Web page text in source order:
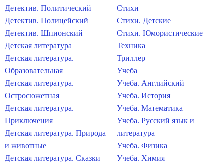
Детектив. Политический
Детектив. Полицейский
Детектив. Шпионский
Детская литература
Детская литература.
Образовательная
Детская литература.
Остросюжетная
Детская литература.
Приключения
Детская литература. Природа
и животные
Детская литература. Сказки
Стихи
Стихи. Детские
Стихи. Юмористические
Техника
Триллер
Учеба
Учеба. Английский
Учеба. История
Учеба. Математика
Учеба. Русский язык и
литература
Учеба. Физика
Учеба. Химия